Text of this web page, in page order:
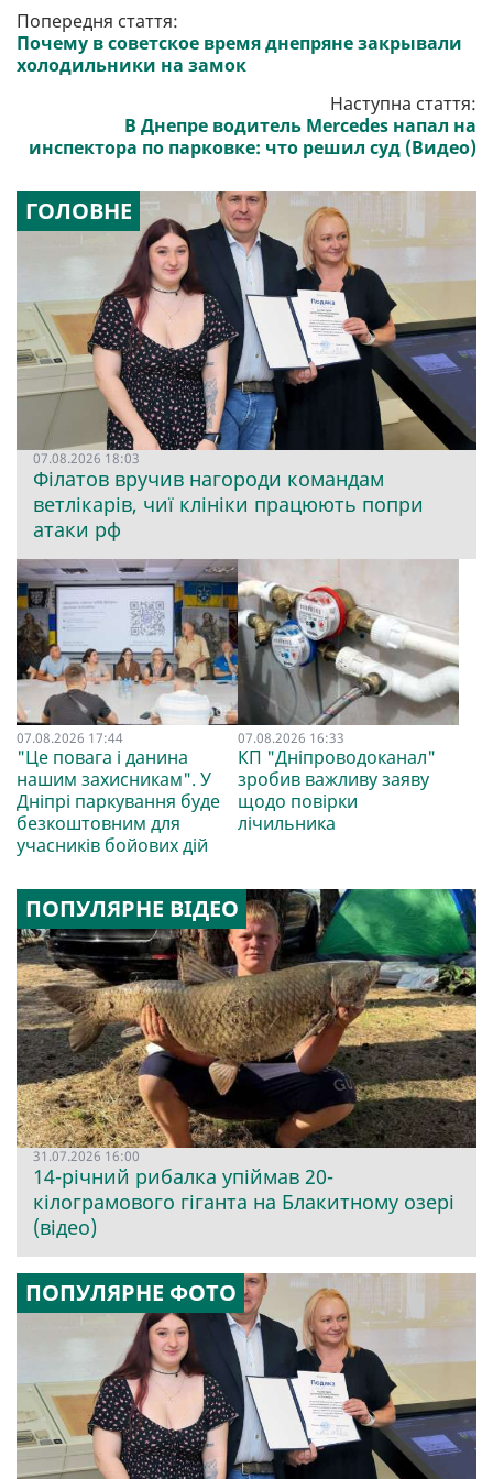
Попередня стаття:
Почему в советское время днепряне закрывали
холодильники на замок
Наступна стаття:
В Днепре водитель Mercedes напал на
инспектора по парковке: что решил суд (Видео)
ГОЛОВНЕ
07.08.2026 18:03
Філатов вручив нагороди командам
ветлікарів, чиї клініки працюють попри
атаки рф
07.08.2026 17:44
"Це повага і данина
нашим захисникам". У
Дніпрі паркування буде
безкоштовним для
учасників бойових дій
07.08.2026 16:33
КП "Дніпроводоканал"
зробив важливу заяву
щодо повірки
лічильника
ПОПУЛЯРНЕ ВІДЕО
31.07.2026 16:00
14-річний рибалка упіймав 20-
кілограмового гіганта на Блакитному озері
(відео)
ПОПУЛЯРНЕ ФОТО